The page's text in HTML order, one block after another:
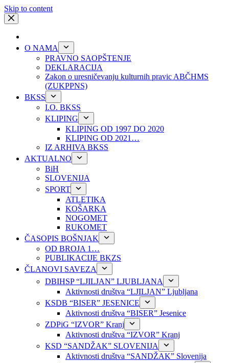
Skip to content
O NAMA
PRAVNO SAOPŠTENJE
DEKLARACIJA
Zakon o uresničevanju kulturnih pravic ABČHMS
(ZUKPPNS)
BKSS
I.O. BKSS
KLIPING
KLIPING OD 1997 DO 2020
KLIPING OD 2021…
IZ ARHIVA BKSS
AKTUALNO
BiH
SLOVENIJA
SPORT
ATLETIKA
KOŠARKA
NOGOMET
RUKOMET
ČASOPIS BOŠNJAK
OD BROJA 1…
PUBLIKACIJE BKZS
ČLANOVI SAVEZA
DBIHSP “LJILJAN” LJUBLJANA
Aktivnosti društva “LJILJAN” Ljubljana
KSDB “BISER” JESENICE
Aktivnosti društva “BISER” Jesenice
ZDPiG “IZVOR” Kranj
Aktivnosti društva “IZVOR” Kranj
KSD “SANDŽAK” SLOVENIJA
Aktivnosti društva “SANDŽAK” Slovenija